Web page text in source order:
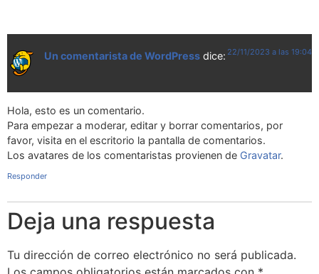
Un comentarista de WordPress dice: 22/11/2023 a las 19:04
Hola, esto es un comentario.
Para empezar a moderar, editar y borrar comentarios, por
favor, visita en el escritorio la pantalla de comentarios.
Los avatares de los comentaristas provienen de Gravatar.
Responder
Deja una respuesta
Tu dirección de correo electrónico no será publicada.